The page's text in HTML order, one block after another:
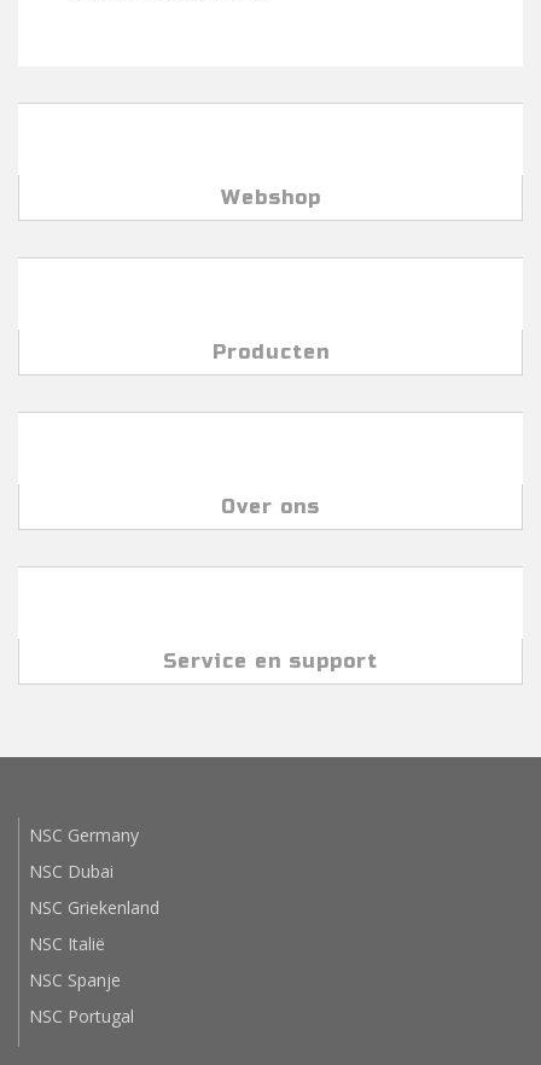
Webshop
Producten
Over ons
Service en support
NSC Germany
NSC Dubai
NSC Griekenland
NSC Italië
NSC Spanje
NSC Portugal